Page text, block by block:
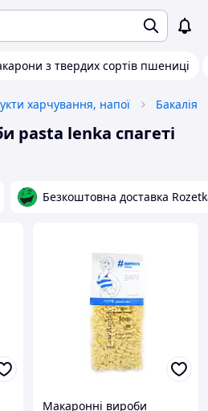
з твердих сортів пшениці
харчування, напої Бакалія
pasta lenka спагеті
Безкоштовна доставка
Макаронні вироби